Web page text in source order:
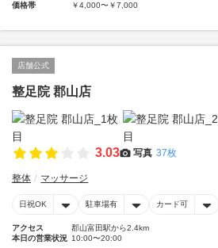
価格帯
￥4,000〜￥7,000
店舗公式
整足院 郡山店
3.03 写真 37枚
整体 マッサージ
日祝OK 駐車場有 カード可
アクセス
郡山富田駅から2.4km
本日の営業状況 10:00〜20:00